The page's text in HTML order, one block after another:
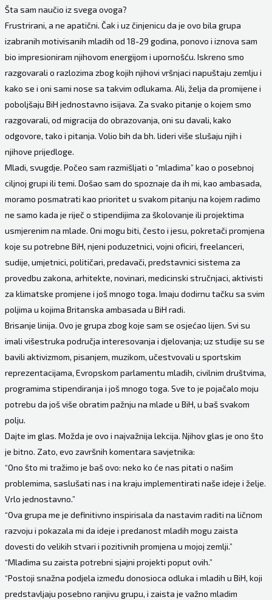
Šta sam naučio iz svega ovoga?
Frustrirani, a ne apatični. Čak i uz činjenicu da je ovo bila grupa
izabranih motivisanih mladih od 18-29 godina, ponovo i iznova sam
bio impresioniram njihovom energijom i upornošću. Iskreno smo
razgovarali o razlozima zbog kojih njihovi vršnjaci napuštaju zemlju i
kako se i oni sami nose sa takvim odlukama. Ali, želja da promijene i
poboljšaju BiH jednostavno isijava. Za svako pitanje o kojem smo
razgovarali, od migracija do obrazovanja, oni su davali, kako
odgovore, tako i pitanja. Volio bih da bh. lideri više slušaju njih i
njihove prijedloge.
Mladi, svugdje. Počeo sam razmišljati o “mladima” kao o posebnoj
ciljnoj grupi ili temi. Došao sam do spoznaje da ih mi, kao ambasada,
moramo posmatrati kao prioritet u svakom pitanju na kojem radimo
ne samo kada je riječ o stipendijima za školovanje ili projektima
usmjerenim na mlade. Oni mogu biti, često i jesu, pokretači promjena
koje su potrebne BiH, njeni poduzetnici, vojni oficiri, freelanceri,
sudije, umjetnici, političari, predavači, predstavnici sistema za
provedbu zakona, arhitekte, novinari, medicinski stručnjaci, aktivisti
za klimatske promjene i još mnogo toga. Imaju dodirnu tačku sa svim
poljima u kojima Britanska ambasada u BiH radi.
Brisanje linija. Ovo je grupa zbog koje sam se osjećao lijen. Svi su
imali višestruka područja interesovanja i djelovanja; uz studije su se
bavili aktivizmom, pisanjem, muzikom, učestvovali u sportskim
reprezentacijama, Evropskom parlamentu mladih, civilnim društvima,
programima stipendiranja i još mnogo toga. Sve to je pojačalo moju
potrebu da još više obratim pažnju na mlade u BiH, u baš svakom
polju.
Dajte im glas. Možda je ovo i najvažnija lekcija. Njihov glas je ono što
je bitno. Zato, evo završnih komentara savjetnika:
“Ono što mi tražimo je baš ovo: neko ko će nas pitati o našim
problemima, saslušati nas i na kraju implementirati naše ideje i želje.
Vrlo jednostavno.”
“Ova grupa me je definitivno inspirisala da nastavim raditi na ličnom
razvoju i pokazala mi da ideje i predanost mladih mogu zaista
dovesti do velikih stvari i pozitivnih promjena u mojoj zemlji.”
“Mladima su zaista potrebni sjajni projekti poput ovih.”
“Postoji snažna podjela između donosioca odluka i mladih u BiH, koji
predstavljaju posebno ranjivu grupu, i zaista je važno mladim